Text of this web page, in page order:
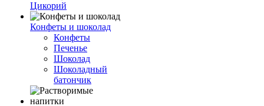
Цикорий
Конфеты и шоколад
Конфеты
Печенье
Шоколад
Шоколадный
батончик